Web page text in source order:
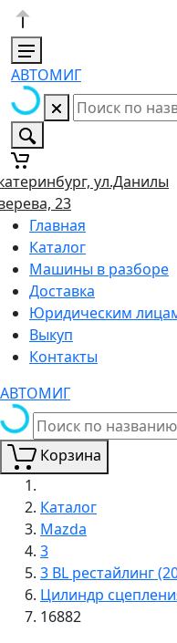
АВТОМИГ
ул.Данилы
23
Главная
Каталог
Машины в разборе
Доставка
Юридическим
Выкуп
Контакты
АВТОМИГ
Корзина
Каталог
Mazda
3
3 BL рестайлинг
Цилиндр
16882